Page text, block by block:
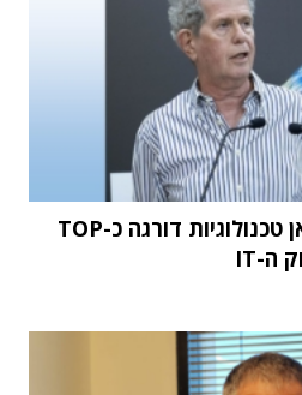
מחקר STKI השנתי: וואן טכנולוגיות דורגה כ-TOP